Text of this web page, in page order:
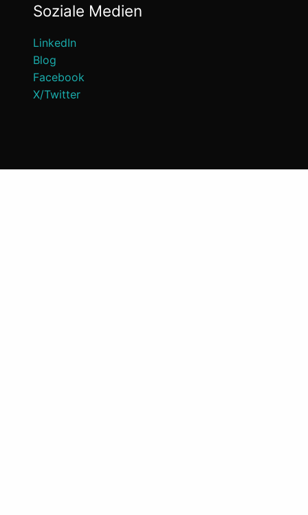
Soziale Medien
LinkedIn
Blog
Facebook
X/Twitter